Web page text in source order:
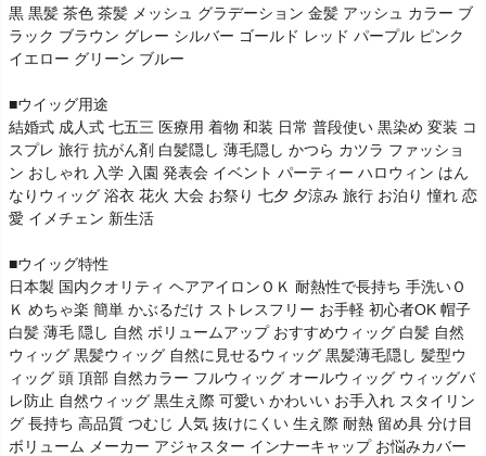
黒 黒髪 茶色 茶髪 メッシュ グラデーション 金髪 アッシュ カラー ブ
ラック ブラウン グレー シルバー ゴールド レッド パープル ピンク
イエロー グリーン ブルー
■ウイッグ用途
結婚式 成人式 七五三 医療用 着物 和装 日常 普段使い 黒染め 変装 コ
スプレ 旅行 抗がん剤 白髪隠し 薄毛隠し かつら カツラ ファッショ
ン おしゃれ 入学 入園 発表会 イベント パーティー ハロウィン はん
なりウィッグ 浴衣 花火 大会 お祭り 七夕 夕涼み 旅行 お泊り 憧れ 恋
愛 イメチェン 新生活
■ウイッグ特性
日本製 国内クオリティ ヘアアイロンＯＫ 耐熱性で長持ち 手洗いＯ
Ｋ めちゃ楽 簡単 かぶるだけ ストレスフリー お手軽 初心者OK 帽子
白髪 薄毛 隠し 自然 ボリュームアップ おすすめウィッグ 白髪 自然
ウィッグ 黒髪ウィッグ 自然に見せるウィッグ 黒髪薄毛隠し 髪型ウ
ィッグ 頭 頂部 自然カラー フルウィッグ オールウィッグ ウィッグバ
レ防止 自然ウィッグ 黒生え際 可愛い かわいい お手入れ スタイリン
グ 長持ち 高品質 つむじ 人気 抜けにくい 生え際 耐熱 留め具 分け目
ボリューム メーカー アジャスター インナーキャップ お悩みカバー